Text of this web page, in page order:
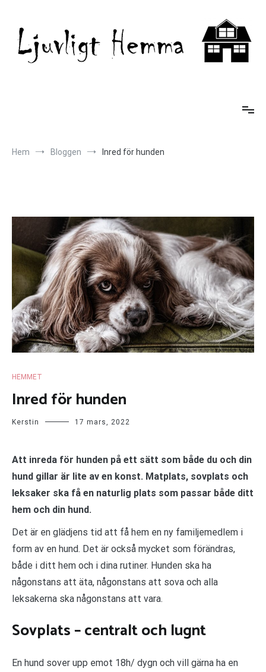
innehåll
Hem Bloggen Inred för hunden
HEMMET
Inred för hunden
Kerstin 17 mars, 2022
Att inreda för hunden på ett sätt som både du och din
hund gillar är lite av en konst. Matplats, sovplats och
leksaker ska få en naturlig plats som passar både ditt
hem och din hund.
Det är en glädjens tid att få hem en ny familjemedlem i
form av en hund. Det är också mycket som förändras,
både i ditt hem och i dina rutiner. Hunden ska ha
någonstans att äta, någonstans att sova och alla
leksakerna ska någonstans att vara.
Sovplats – centralt och lugnt
En hund sover upp emot 18h/ dygn och vill gärna ha en